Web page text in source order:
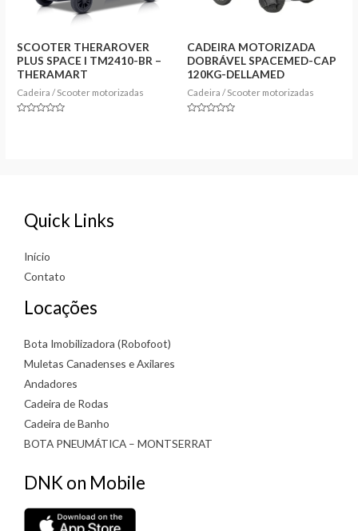
SCOOTER THERAROVER
PLUS SPACE I TM2410-BR –
THERAMART
Cadeira / Scooter motorizadas
CADEIRA MOTORIZADA
DOBRÁVEL SPACEMED-CAP
120KG-DELLAMED
Cadeira / Scooter motorizadas
Quick Links
Início
Contato
Locações
Bota Imobilizadora (Robofoot)
Muletas Canadenses e Axilares
Andadores
Cadeira de Rodas
Cadeira de Banho
BOTA PNEUMÁTICA – MONTSERRAT
DNK on Mobile